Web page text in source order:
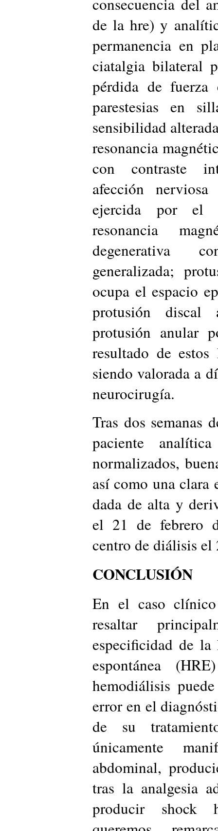
de la hre) y
permanencia en
ciatalgia bilateral
pérdida de
parestesias en
sensibilidad
resonancia
con contraste
afección
ejercida por el
resonancia
degenerativa
generalizada;
ocupa el espacio
protusión
protusión anular
resultado de
siendo valorada a
neurocirugía.
Tras dos semanas
paciente
normalizados,
así como una
dada de alta y
el 21 de febrero
centro de diálisis el
CONCLUSIÓN
En el caso
resaltar
especificidad de la
espontánea
hemodiálisis
error en el
de su
únicamente
abdominal,
tras la analgesia
producir shock